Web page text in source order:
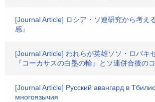
[Journal Article] ロシア・ソ連研究から考え
感』
[Journal Article] われらが英雄ソソ・ロバキ
『コーカサスの白墨の輪』とソ連併合後の
[Journal Article] Русский авангард в
многоязычия